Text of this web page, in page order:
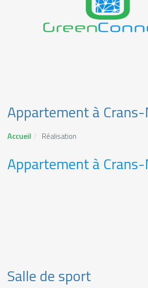
Appartement à
Accueil Réalisation
Appartement à
Salle de sport